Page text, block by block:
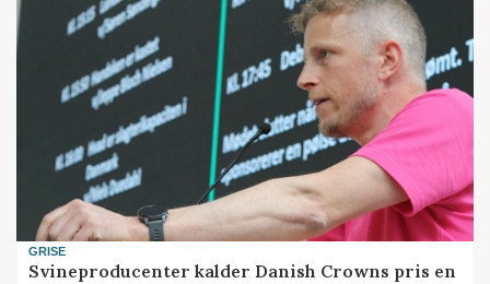
GRISE
Svineproducenter kalder Danish Crowns pris en